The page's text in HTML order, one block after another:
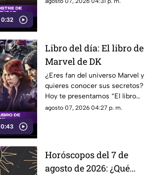
0:32
0:43
Libro del día: El libro de
Marvel de DK
¿Eres fan del universo Marvel y
quieres conocer sus secretos?
Hoy te presentamos “El libro
de Marvel de DK”, una guía
agosto 07, 2026 04:27 p. m.
Horóscopos del 7 de
agosto de 2026: ¿Qué